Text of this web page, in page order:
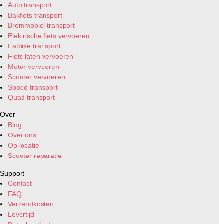
Auto transport
Bakfiets transport
Brommobiel transport
Elektrische fiets vervoeren
Fatbike transport
Fiets laten vervoeren
Motor vervoeren
Scooter vervoeren
Spoed transport
Quad transport
Over
Blog
Over ons
Op locatie
Scooter reparatie
Support
Contact
FAQ
Verzendkosten
Levertijd